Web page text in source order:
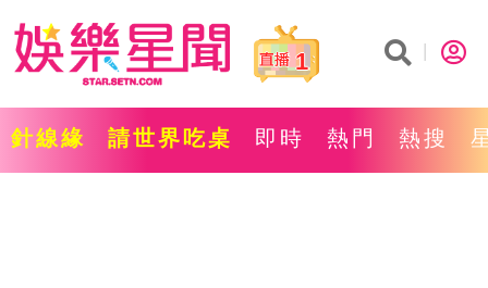
1
針線緣 請世界吃桌 即時 熱門 熱搜